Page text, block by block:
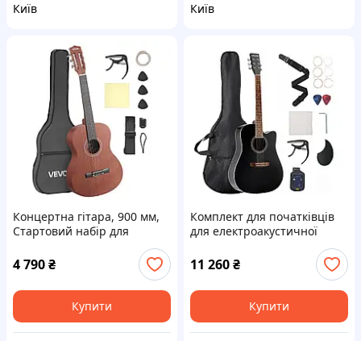
Київ
Київ
Концертна гітара, 900 мм,
Стартовий набір для
початківців, з нейлоновими
струнами, чохлом,
ременем, Vevor
4 790₴
Купити
Комплект для початківців
для електроакустичної
гітари Cutaway Solo, 1041.4
мм, чорний Vevor 517144
11 260₴
Купити